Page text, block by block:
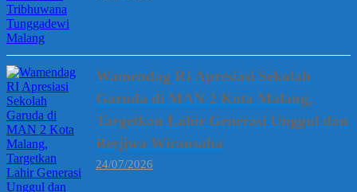
Wamendag RI Apresiasi Sekolah
Garuda di MAN 2 Kota Malang,
Targetkan Lahir Generasi Unggul dan
Berjiwa Wirausaha
24/07/2026